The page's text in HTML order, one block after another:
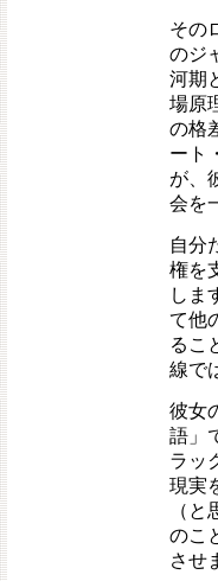
その
のジ
河期
場原
の格
ート
が、
会を
自分
権を
しま
て他
るこ
線で
彼女
語」
ラッ
現実
（
のこ
させ